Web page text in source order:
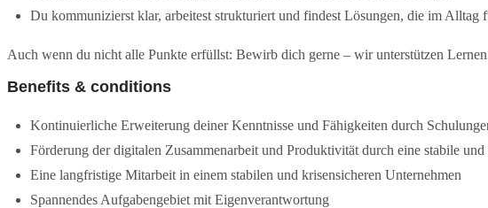
Du kommunizierst klar, arbeitest strukturiert und findest Lösungen, die im Alltag
Auch wenn du nicht alle Punkte erfüllst: Bewirb dich gerne – wir unterstützen
Benefits & conditions
Kontinuierliche Erweiterung deiner Kenntnisse und Fähigkeiten durch
Förderung der digitalen Zusammenarbeit und Produktivität durch eine stabile
Eine langfristige Mitarbeit in einem stabilen und krisensicheren Unternehmen
Spannendes Aufgabengebiet mit Eigenverantwortung